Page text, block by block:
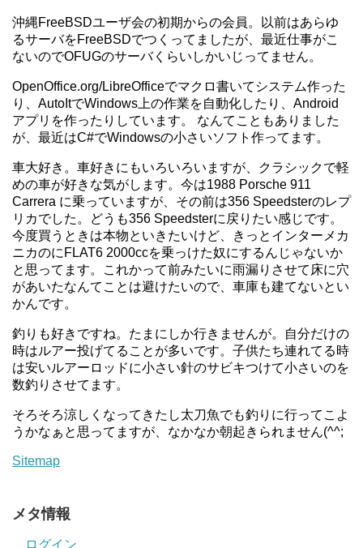
沖縄FreeBSDユーザ会の初期からの会員。以前はあらゆ
るサーバをFreeBSDでつくってましたが、最近仕事がこ
ないのでOFUGのサーバくらいしかいじってません。
OpenOffice.org/LibreOfficeでマクロ書いてシステム作った
り、AutoItでWindows上の作業を自動化したり、Android
アプリを作ったりしています。 なんてこともありました
が、最近はC#でWindowsの小さいソフト作ってます。
車大好き。車好きにもいろいろいますが、クラシックで軽
めの車が好きな気がします。今は1988 Porsche 911
Carrera に乗っていますが、その前は356 Speedsterのレプ
リカでした。どうも356 Speedsterに戻りたい感じです。
今度買うときは本物といきたいけど、きっとインターメカ
ニカのにFLAT6 2000ccを乗っけた奴にするんじゃないか
と思ってます。これかって前みたいに雨漏りさせて床に穴
があいたなんてことは避けたいので、車庫も建てないとい
かんです。
釣りも好きですね。たまにしか行きませんが。自分だけの
時はルアー投げてることが多いです。子供たち連れてる時
は安いルアーロッドに小さい針のサビキつけて小さいのを
数釣りさせてます。
そろそろ涼しくなってきたし太刀魚でも釣りに行ってこよ
うかなぁと思ってますが、なかなか朝起きられません(^^;
Sitemap
メタ情報
ログイン